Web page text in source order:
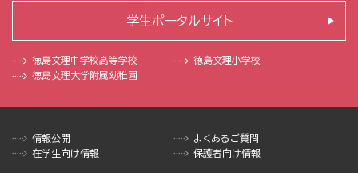
徳島文理中学校高等学校
徳島文理小学校
徳島文理大学附属幼稚園
学生ポータルサイト
情報公開
よくあるご質問
在学生向け情報
保護者向け情報